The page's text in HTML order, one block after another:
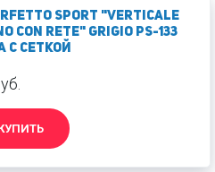
SPORT "Verticale
con rete" grigio PS-133
с сеткой